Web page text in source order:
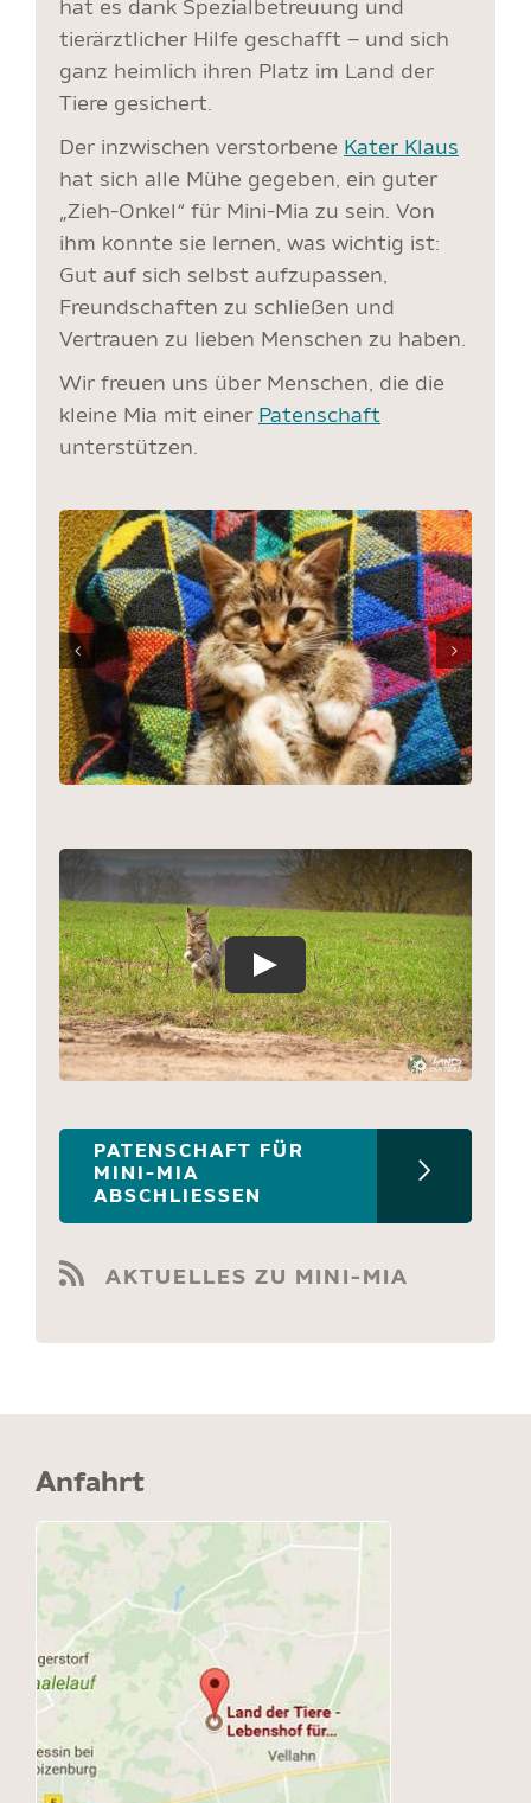
hat es dank Spezialbetreuung und
tierärztlicher Hilfe geschafft – und sich
ganz heimlich ihren Platz im Land der
Tiere gesichert.
Der inzwischen verstorbene Kater Klaus
hat sich alle Mühe gegeben, ein guter
„Zieh-Onkel“ für Mini-Mia zu sein. Von
ihm konnte sie lernen, was wichtig ist:
Gut auf sich selbst aufzupassen,
Freundschaften zu schließen und
Vertrauen zu lieben Menschen zu haben.
Wir freuen uns über Menschen, die die
kleine Mia mit einer Patenschaft
unterstützen.
PATENSCHAFT FÜR
MINI-MIA
ABSCHLIESSEN
AKTUELLES ZU MINI-MIA
Anfahrt